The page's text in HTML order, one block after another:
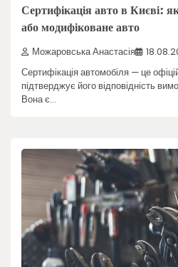
Сертифікація авто в Києві:
або модифіковане авто
Можаровська Анастасія
Сертифікація автомобіля — це
підтверджує його відповідність
Вона є…